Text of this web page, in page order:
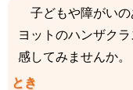
電話をかける【電
（公財）藤沢市み
ージ
地図を表示
子どもや障がいの
ヨットのハンザク
感してみませんか。
とき